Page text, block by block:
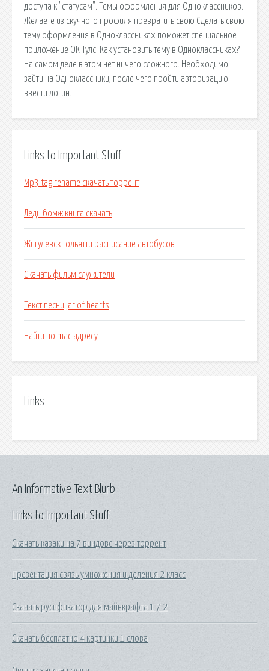
доступа к "статусам". Темы оформления для Одноклассников.
Желаете из скучного профиля превратить свою Сделать свою
тему оформления в Одноклассниках поможет специальное
приложение ОК Тулс. Как установить тему в Одноклассниках?
На самом деле в этом нет ничего сложного. Необходимо
зайти на Одноклассники, после чего пройти авторизацию —
ввести логин.
Links to Important Stuff
Mp3 tag rename скачать торрент
Леди бомж книга скачать
Жигулевск тольятти расписание автобусов
Скачать фильм служители
Текст песни jar of hearts
Найти по mac адресу
Links
Links to Important Stuff
Скачать казаки на 7 виндовс через торрент
Презентация связь умножения и деления 2 класс
Скачать русификатор для майнкрафта 1 7 2
Скачать бесплатно 4 картинки 1 слова
An Informative Text Blurb